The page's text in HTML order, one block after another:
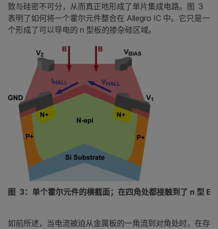
致与硅密不可分，从而真正地形成了单片集成电路。图 3
表明了如何将一个霍尔元件整合在 Allegro IC 中。它只是一
个形成了可以导电的 n 型板的掺杂硅区域。
图 3：单个霍尔元件的横截面；在四角处都接触到了 n 型
如前所述，当电流被迫从金属板的一角流到对角处时，在存